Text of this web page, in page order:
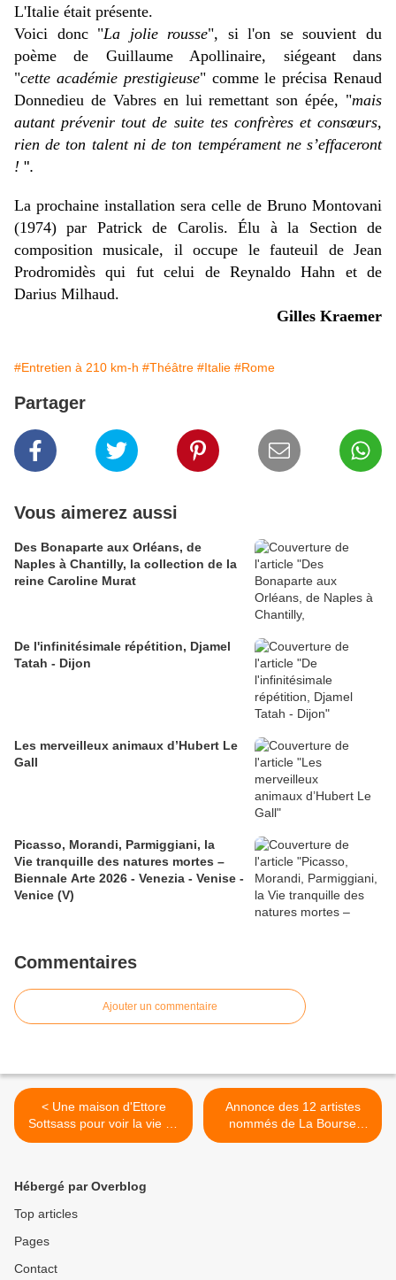
L'Italie était présente.
Voici donc "La jolie rousse", si l'on se souvient du
poème de Guillaume Apollinaire, siégeant dans
"cette académie prestigieuse" comme le précisa Renaud
Donnedieu de Vabres en lui remettant son épée, "mais
autant prévenir tout de suite tes confrères et consœurs,
rien de ton talent ni de ton tempérament ne s’effaceront
! ".
La prochaine installation sera celle de Bruno Montovani
(1974) par Patrick de Carolis. Élu à la Section de
composition musicale, il occupe le fauteuil de Jean
Prodromidès qui fut celui de Reynaldo Hahn et de
Darius Milhaud.
Gilles Kraemer
#Entretien à 210 km-h #Théâtre #Italie #Rome
Partager
Vous aimerez aussi
Des Bonaparte aux Orléans, de
Naples à Chantilly, la collection de la
reine Caroline Murat
​​​​​​​De l'infinitésimale répétition, Djamel
Tatah - Dijon
Les merveilleux animaux d’Hubert Le
Gall
Picasso, Morandi, Parmiggiani, la
Vie tranquille des natures mortes –
Biennale Arte 2026 - Venezia - Venise -
Venice (V)
Commentaires
Ajouter un commentaire
< Une maison d'Ettore
Sottsass pour voir la vie en
Memphis
Annonce des 12 artistes
nommés de La Bourse
Révélations Emerige 2019.
Hébergé par Overblog
Top articles
Pages
Contact